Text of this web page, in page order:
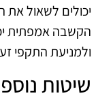
יכולים לשאול את
הקשבה אמפתית
ולמניעת התקפי
שיטות